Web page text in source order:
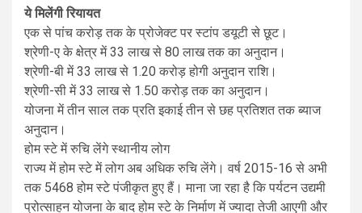
ये मिलेंगी रियायत
एक से पांच करोड़ तक के प्रोजेक्ट पर स्टांप डयूटी से छूट।
श्रेणी-ए के क्षेत्र में 33 लाख से 80 लाख तक का अनुदान।
श्रेणी-बी में 33 लाख से 1.20 करोड़ होगी अनुदान राशि।
श्रेणी-सी में 33 लाख से 1.50 करोड़ तक का अनुदान।
योजना में तीन साल तक प्रति इकाई तीन से छह प्रतिशत तक ब्याज
अनुदान।
होम स्टे में रुचि लेंगे स्थानीय लोग
राज्य में होम स्टे में लोग अब अधिक रुचि लेंगे। वर्ष 2015-16 से अभी
तक 5468 होम स्टे पंजीकृत हुए हैं। माना जा रहा है कि पर्यटन उद्यमी
प्रोत्साहन योजना के बाद होम स्टे के निर्माण में ज्यादा तेजी आएगी और